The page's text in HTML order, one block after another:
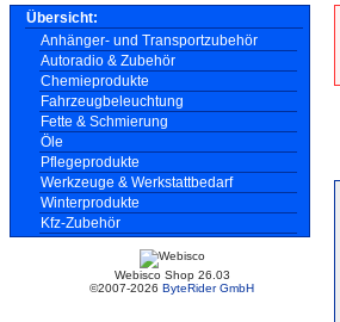
Übersicht:
Anhänger- und Transportzubehör
Autoradio & Zubehör
Chemieprodukte
Fahrzeugbeleuchtung
Fette & Schmierung
Öle
Pflegeprodukte
Werkzeuge & Werkstattbedarf
Winterprodukte
Kfz-Zubehör
Webisco Shop 26.03
©2007-2026 ByteRider GmbH